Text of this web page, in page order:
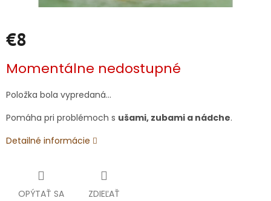
€8
cena:
Momentálne nedostupné
Položka bola vypredaná…
Pomáha pri problémoch s ušami, zubami a nádche.
Detailné informácie
OPÝTAŤ SA ZDIEĽAŤ